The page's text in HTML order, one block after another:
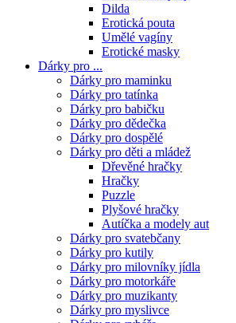
Dilda
Erotická pouta
Umělé vagíny
Erotické masky
Dárky pro ...
Dárky pro maminku
Dárky pro tatínka
Dárky pro babičku
Dárky pro dědečka
Dárky pro dospělé
Dárky pro děti a mládež
Dřevěné hračky
Hračky
Puzzle
Plyšové hračky
Autíčka a modely aut
Dárky pro svatebčany
Dárky pro kutily
Dárky pro milovníky jídla
Dárky pro motorkáře
Dárky pro muzikanty
Dárky pro myslivce